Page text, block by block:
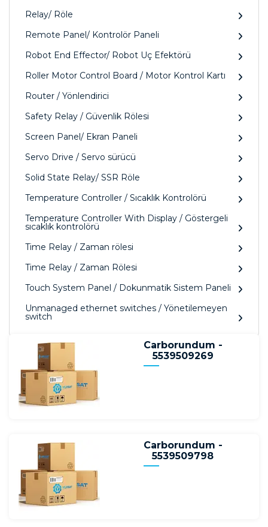
Relay/ Röle
Remote Panel/ Kontrolör Paneli
Robot End Effector/ Robot Uç Efektörü
Roller Motor Control Board / Motor Kontrol Kartı
Router / Yönlendirici
Safety Relay / Güvenlik Rölesi
Screen Panel/ Ekran Paneli
Servo Drive / Servo sürücü
Solid State Relay/ SSR Röle
Temperature Controller / Sıcaklık Kontrolörü
Temperature Controller With Display / Göstergeli
sıcaklık kontrolörü
Time Relay / Zaman rölesi
Time Relay / Zaman Rölesi
Touch System Panel / Dokunmatik Sistem Paneli
Unmanaged ethernet switches / Yönetilemeyen
switch
Carborundum -
5539509269
Carborundum -
5539509798